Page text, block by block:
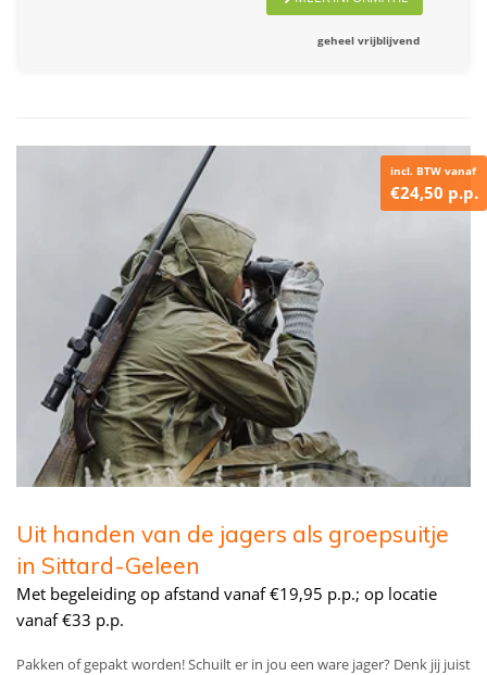
geheel vrijblijvend
incl. BTW vanaf
€24,50 p.p.
Uit handen van de jagers als groepsuitje
in Sittard-Geleen
Met begeleiding op afstand vanaf €19,95 p.p.; op locatie
vanaf €33 p.p.
Pakken of gepakt worden! Schuilt er in jou een ware jager? Denk jij juist